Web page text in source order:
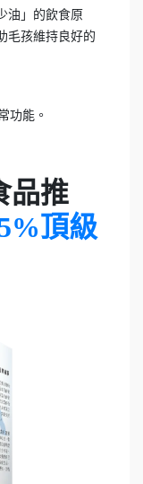
油」的飲食原
毛孩維持良好的
功能。
品推
頂級